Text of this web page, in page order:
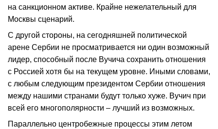
на санкционном активе. Крайне нежелательный для
Москвы сценарий.
С другой стороны, на сегодняшней политической
арене Сербии не просматривается ни один возможный
лидер, способный после Вучича сохранить отношения
с Россией хотя бы на текущем уровне. Иными словами,
с любым следующим президентом Сербии отношения
между нашими странами будут только хуже. Вучич при
всей его многополярности – лучший из возможных.
Параллельно центробежные процессы этим летом